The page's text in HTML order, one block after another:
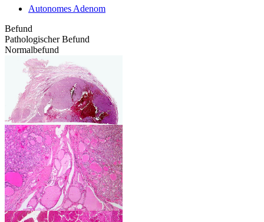
Autonomes Adenom
Befund
Pathologischer Befund
Normalbefund